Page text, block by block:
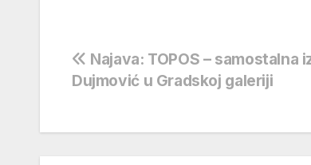
Navigacija
objava
Najava: TOPOS – samostalna
Dujmović u Gradskoj galeriji